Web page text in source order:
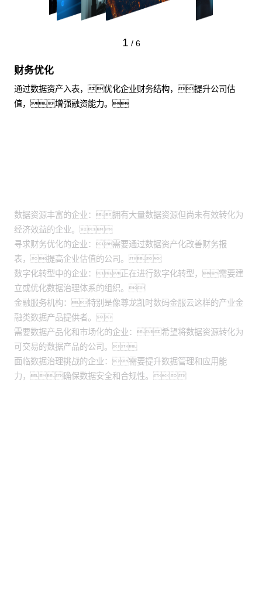
1 / 6
财务优化
通过数据资产入表，优化企业财务结构，提升公司估
值，增强融资能力。
数据资源丰富的企业：拥有大量数据资源但尚未有效转化为
经济效益的企业。
寻求财务优化的企业：需要通过数据资产化改善财务报
表，提高企业估值的公司。
数字化转型中的企业：正在进行数字化转型，需要建
立或优化数据治理体系的组织。
金融服务机构：特别是像尊龙凯时数码金服云这样的产业金
融类数据产品提供者。
需要数据产品化和市场化的企业：希望将数据资源转化为
可交易的数据产品的公司。
面临数据治理挑战的企业：需要提升数据管理和应用能
力，确保数据安全和合规性。